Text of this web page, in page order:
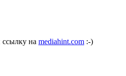
на mediahint.com :-)